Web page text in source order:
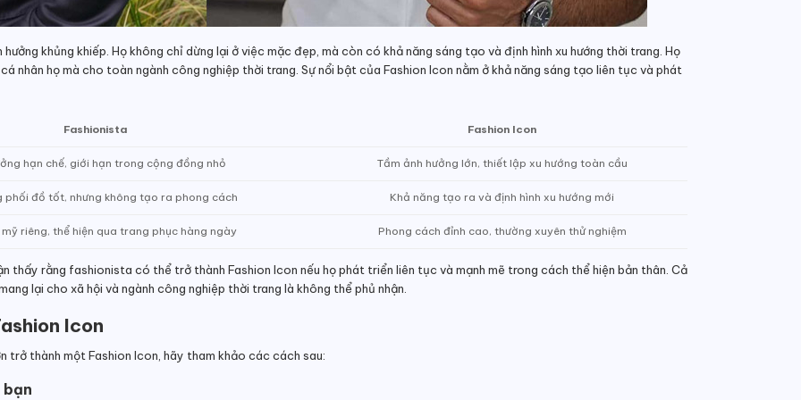
khủng khiếp. Họ không chỉ dừng lại ở việc mặc đẹp, mà còn có khả năng sáng tạo và định hình xu hướng thời trang. Họ
nhân họ mà cho toàn ngành công nghiệp thời trang. Sự nổi bật của Fashion Icon nằm ở khả năng sáng tạo liên tục và phát
Fashionista Fashion Icon
hạn chế, giới hạn trong cộng đồng nhỏ Tầm ảnh hưởng lớn, thiết lập xu hướng toàn cầu
phối đồ tốt, nhưng không tạo ra phong cách Khả năng tạo ra và định hình xu hướng mới
riêng, thể hiện qua trang phục hàng ngày Phong cách đỉnh cao, thường xuyên thử nghiệm
thấy rằng fashionista có thể trở thành Fashion Icon nếu họ phát triển liên tục và mạnh mẽ trong cách thể hiện bản thân. Cả
lại cho xã hội và ngành công nghiệp thời trang là không thể phủ nhận.
Icon
trở thành một Fashion Icon, hãy tham khảo các cách sau:
bạn